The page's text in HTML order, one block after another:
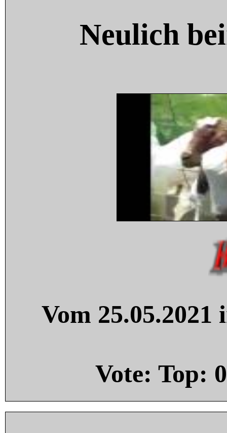
Neulich
Vom
Vote: Top: 0